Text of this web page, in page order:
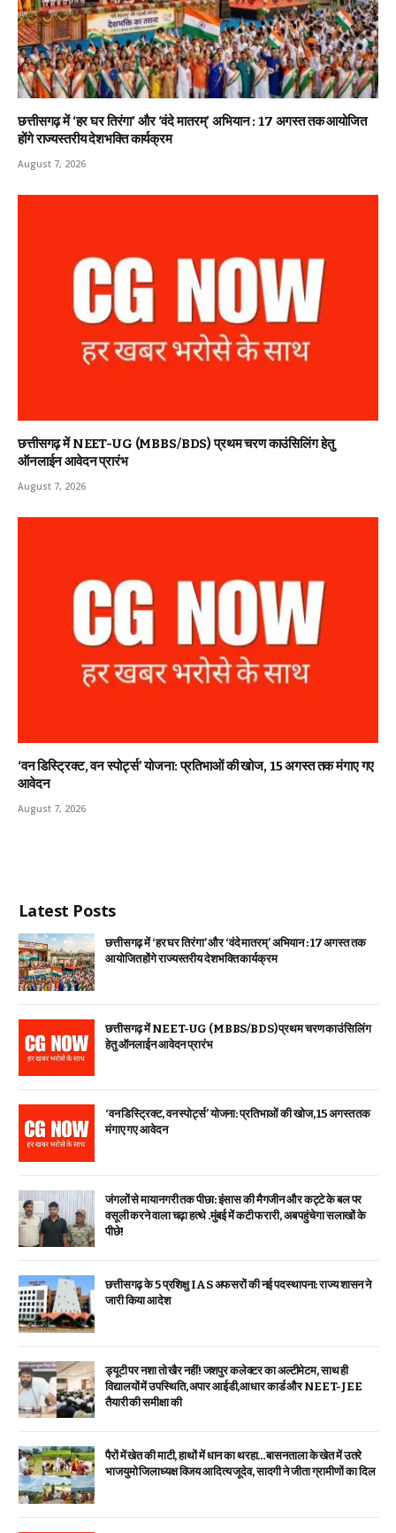
छत्तीसगढ़ में ‘हर घर तिरंगा’ और ‘वंदे मातरम्’ अभियान : 17 अगस्त तक आयोजित
होंगे राज्यस्तरीय देशभक्ति कार्यक्रम
August 7, 2026
छत्तीसगढ़ में NEET-UG (MBBS/BDS) प्रथम चरण काउंसिलिंग हेतु
ऑनलाईन आवेदन प्रारंभ
August 7, 2026
‘वन डिस्ट्रिक्ट, वन स्पोर्ट्स’ योजना: प्रतिभाओं की खोज, 15 अगस्त तक मंगाए गए
आवेदन
August 7, 2026
Latest Posts
छत्तीसगढ़ में ‘हर घर तिरंगा’ और ‘वंदे मातरम्’ अभियान : 17 अगस्त तक
आयोजित होंगे राज्यस्तरीय देशभक्ति कार्यक्रम
छत्तीसगढ़ में NEET-UG (MBBS/BDS) प्रथम चरण काउंसिलिंग
हेतु ऑनलाईन आवेदन प्रारंभ
‘वन डिस्ट्रिक्ट, वन स्पोर्ट्स’ योजना: प्रतिभाओं की खोज, 15 अगस्त तक
मंगाए गए आवेदन
जंगलों से मायानगरी तक पीछा: इंसास की मैगजीन और कट्टे के बल पर
वसूली करने वाला चढ़ा हत्थे .मुंबई में कटी फरारी, अब पहुंचेगा सलाखों के
पीछे!
छत्तीसगढ़ के 5 प्रशिक्षु IAS अफसरों की नई पदस्थापना: राज्य शासन ने
जारी किया आदेश
ड्यूटी पर नशा तो खैर नहीं! जशपुर कलेक्टर का अल्टीमेटम, साथ ही
विद्यालयों में उपस्थिति, अपार आईडी,आधार कार्ड और NEET-JEE
तैयारी की समीक्षा की
पैरों में खेत की माटी, हाथों में धान का थरहा…बासनताला के खेत में उतरे
भाजयुमो जिलाध्यक्ष विजय आदित्य जूदेव, सादगी ने जीता ग्रामीणों का दिल